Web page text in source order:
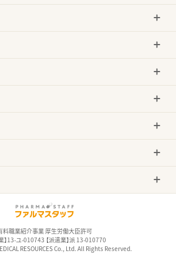
料職業紹介事業 厚生労働大臣許可
】13-ユ-010743 【派遣業】派 13-010770
RESOURCES Co., Ltd. All Rights Reserved.